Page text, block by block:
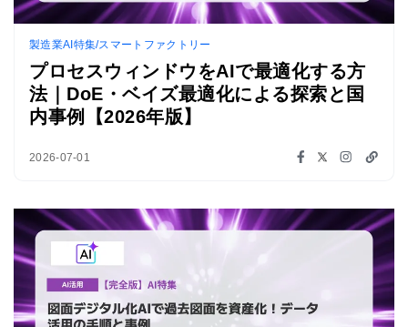
製造業AI特集/スマートファクトリー
プロセスウィンドウをAIで最適化する方
法｜DoE・ベイズ最適化による探索と国
内事例【2026年版】
2026-07-01